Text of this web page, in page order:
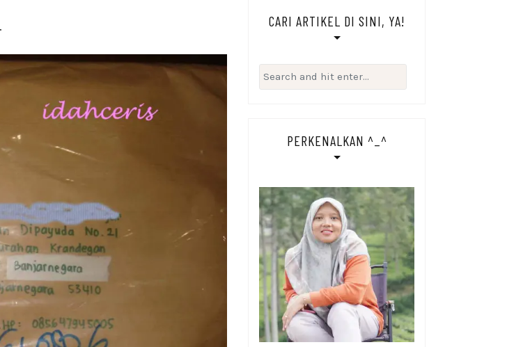
CARI ARTIKEL DI SINI, YA!
Search
for:
PERKENALKAN ^_^